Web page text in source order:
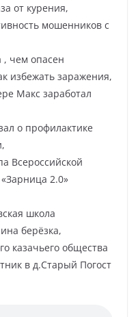
от курения,
мошенников с
чем опасен
избежать заражения,
Макс заработал
о профилактике
Всероссийской
2.0»
школа
берёзка,
казачьего общества
в д.Старый Погост